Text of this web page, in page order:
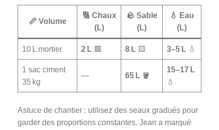
📏 Volume
🔢 Chaux
(L)
🪨 Sable
(L)
💧 Eau
(L)
10 L mortier 2 L 🟩 8 L 🟨 3–5 L 💧
1 sac ciment
35 kg
— 65 L 🪣
15–17 L
💧
Astuce de chantier : utilisez des seaux gradués pour
garder des proportions constantes. Jean a marqué